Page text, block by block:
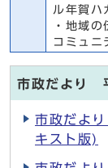
ル年賀ハ
・地域
コミュニ
市政だより
市政だよ
キスト版)